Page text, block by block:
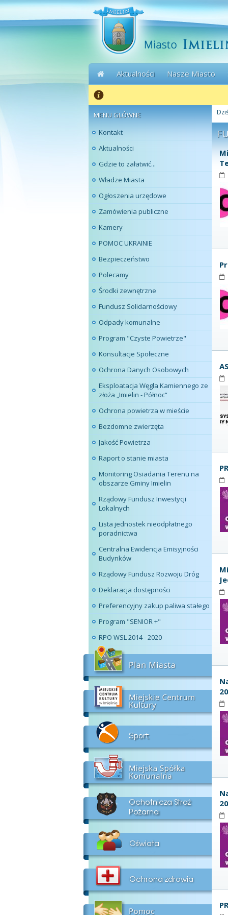
Aktualności Nasze Miasto
MENU GLÓWNE
Kontakt
Aktualności
Gdzie to załatwić...
Władze Miasta
Ogłoszenia urzędowe
Zamówienia publiczne
Kamery
POMOC UKRAINIE
Bezpieczeństwo
Polecamy
Środki zewnętrzne
Fundusz Solidarnościowy
Odpady komunalne
Program "Czyste Powietrze"
Konsultacje Społeczne
Ochrona Danych Osobowych
Eksploatacja Węgla Kamiennego ze
złoża „Imielin - Północ“
Ochrona powietrza w mieście
Bezdomne zwierzęta
Jakość Powietrza
Raport o stanie miasta
Monitoring Osiadania Terenu na
obszarze Gminy Imielin
Rządowy Fundusz Inwestycji
Lokalnych
Lista jednostek nieodpłatnego
poradnictwa
Centralna Ewidencja Emisyjności
Budynków
Rządowy Fundusz Rozwoju Dróg
Deklaracja dostępności
Preferencyjny zakup paliwa stałego
Program "SENIOR +"
RPO WSL 2014 - 2020